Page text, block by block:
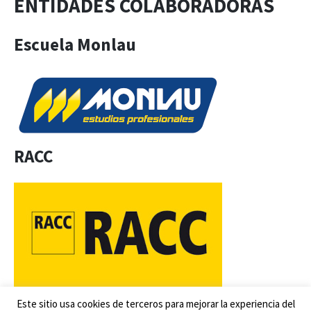
ENTIDADES COLABORADORAS
Escuela Monlau
RACC
Este sitio usa cookies de terceros para mejorar la experiencia del